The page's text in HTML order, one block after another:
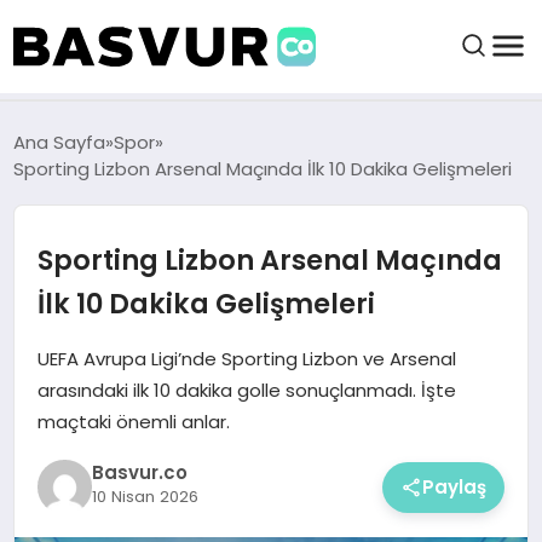
BAŞVURULAR
BAYILIKLER
HABERLER
İŞ FIKIRLERI
KRIPTO HABER
Ana Sayfa Spor
Sporting Lizbon Arsenal Maçında İlk 10 Dakika Gelişmeleri
Sporting Lizbon Arsenal Maçında
İlk 10 Dakika Gelişmeleri
UEFA Avrupa Ligi’nde Sporting Lizbon ve Arsenal
arasındaki ilk 10 dakika golle sonuçlanmadı. İşte
maçtaki önemli anlar.
Basvur.co
10 Nisan 2026 Paylaş